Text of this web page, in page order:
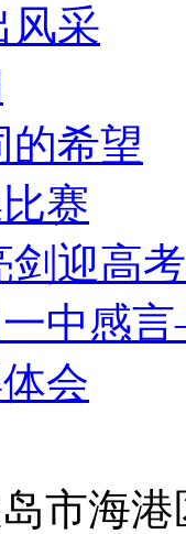
风采
的希望
赛
剑迎高考
一中感
会
岛市海